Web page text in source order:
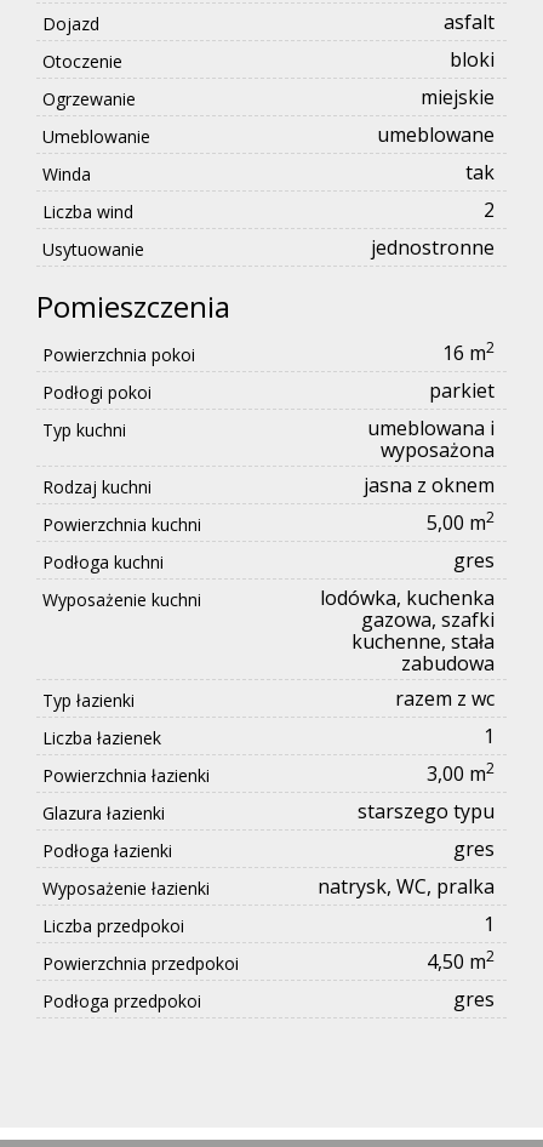
Dojazd asfalt
Otoczenie bloki
Ogrzewanie miejskie
Umeblowanie umeblowane
Winda tak
Liczba wind 2
Usytuowanie jednostronne
Pomieszczenia
Powierzchnia pokoi 16 m2
Podłogi pokoi parkiet
Typ kuchni
umeblowana i
wyposażona
Rodzaj kuchni jasna z oknem
Powierzchnia kuchni 5,00 m2
Podłoga kuchni gres
Wyposażenie kuchni
lodówka, kuchenka
gazowa, szafki
kuchenne, stała
zabudowa
Typ łazienki razem z wc
Liczba łazienek 1
Powierzchnia łazienki 3,00 m2
Glazura łazienki starszego typu
Podłoga łazienki gres
Wyposażenie łazienki natrysk, WC, pralka
Liczba przedpokoi 1
Powierzchnia przedpokoi 4,50 m2
Podłoga przedpokoi gres